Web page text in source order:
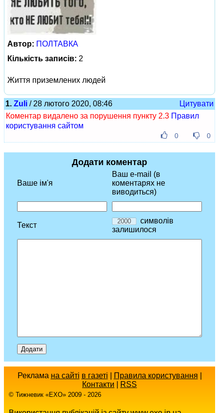
Автор: ПОЛТАВКА
Кількість записів: 2
Життя приземлених людей
1. Zuli / 28 лютого 2020, 08:46
Цитувати
Коментар видалено за порушення пункту 2.3 Правил
користування сайтом
0 0
Додати коментар
Ваше ім'я
Ваш e-mail (в
коментарях не
виводиться)
Текст
символів
залишилося
Реклама на сайті в газеті Правила користування
Контакти
RSS
© Тижневик «EХO» 2009 - 2026